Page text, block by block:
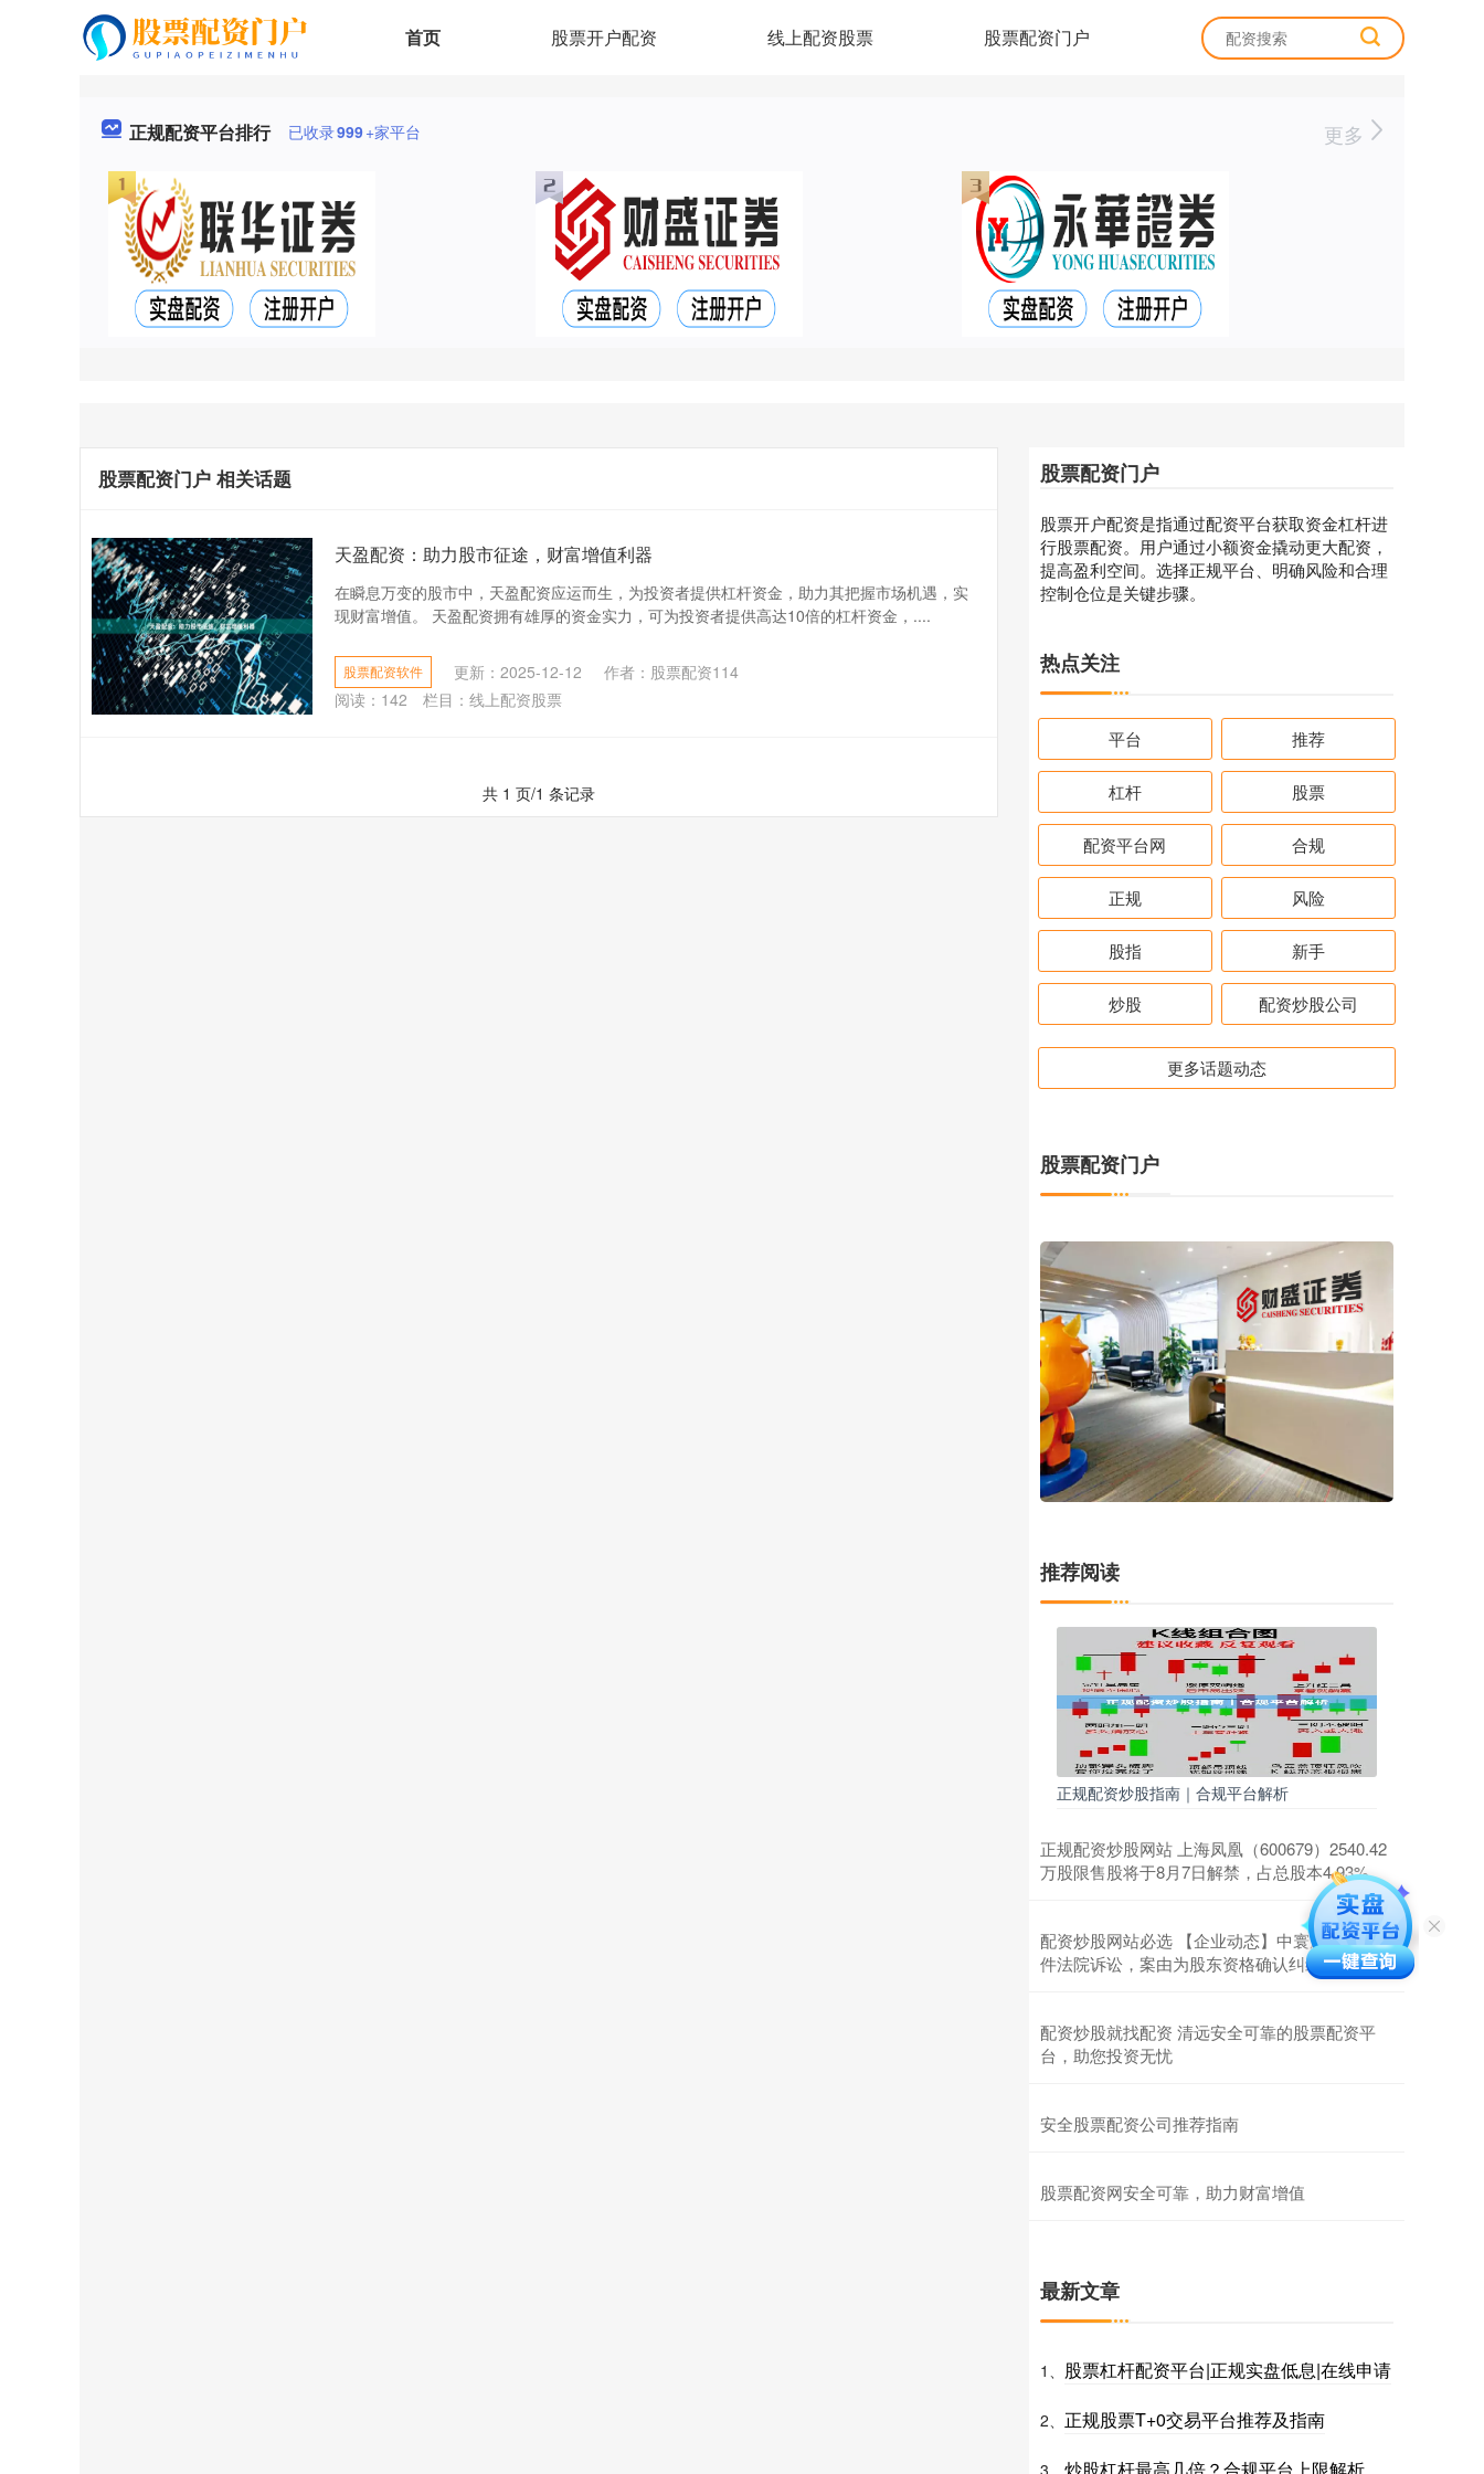
首页 股票开户配资 线上配资股票 股票配资门户
正规配资平台排行 已收录999+家平台 更多
股票配资门户 相关话题
天盈配资：助力股市征途，财富增值利器
在瞬息万变的股市中，天盈配资应运而生，为投资者提供杠杆资金，助力其把握市场机遇，实
现财富增值。 天盈配资拥有雄厚的资金实力，可为投资者提供高达10倍的杠杆资金，....
股票配资软件 更新：2025-12-12
作者：股票配资114
阅读： 142 栏目： 线上配资股票
共 1 页/1 条记录
股票配资门户
股票开户配资是指通过配资平台获取资金杠杆进
行股票配资。用户通过小额资金撬动更大配资，
提高盈利空间。选择正规平台、明确风险和合理
控制仓位是关键步骤。
热点关注
平台 推荐
杠杆 股票
配资平台网 合规
正规 风险
股指 新手
炒股 配资炒股公司
更多话题动态
股票配资门户
推荐阅读
正规配资炒股指南｜合规平台解析
正规配资炒股网站 上海凤凰（600679）2540.42
万股限售股将于8月7日解禁，占总股本4.93%
配资炒股网站必选 【企业动态】中寰股份新增1
件法院诉讼，案由为股东资格确认纠纷
配资炒股就找配资 清远安全可靠的股票配资平
台，助您投资无忧
安全股票配资公司推荐指南
股票配资网安全可靠，助力财富增值
最新文章
1、 股票杠杆配资平台|正规实盘低息|在线申请
2、 正规股票T+0交易平台推荐及指南
3、